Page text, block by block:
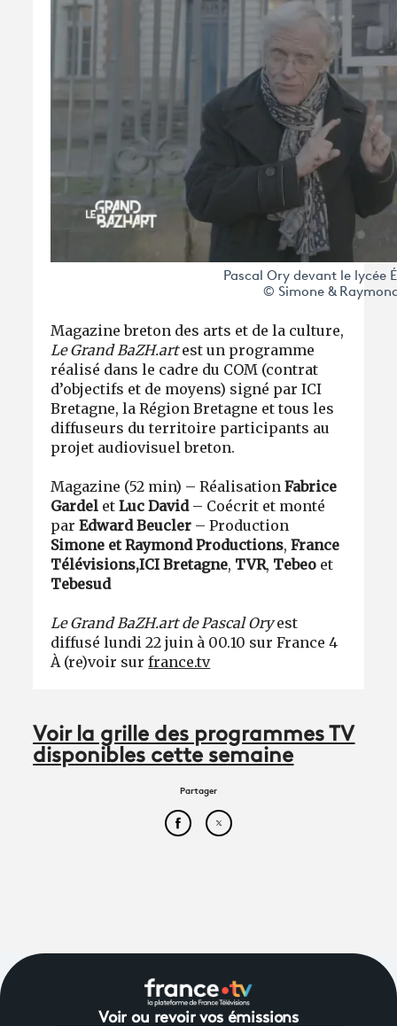
Pascal Ory devant le lycée
© Simone &
Magazine breton des arts et de la culture,
Le Grand BaZH.artest un programme
réalisé dans le cadre du COM (contrat
d’objectifs et de moyens) signé par ICI
Bretagne, la Région Bretagne et tous les
diffuseurs du territoire participants au
projet audiovisuel breton.
Magazine (52 min) – Réalisation Fabrice
Gardel etLuc David – Coécrit et monté
parEdward Beucler – Production
Simone et Raymond Productions,France
Télévisions,ICI Bretagne, TVR, Tebeo et
Tebesud
Le Grand BaZH.art de Pascal Oryest
diffusé lundi 22 juin à 00.10 sur France 4
À (re)voir surfrance.tv
Voir la grille des programmes TV
disponibles cette semaine
Partager
Partager cet article sur
Partager cet article sur
Voir ou revoir vos émissions